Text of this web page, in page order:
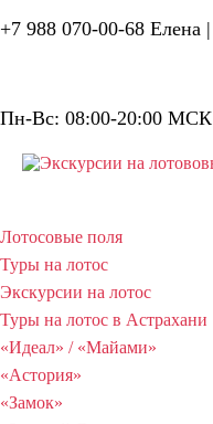
+7 988 070-00-68 Елена |
Пн-Вс: 08:00-20:00 МСК
Лотосовые поля
Туры на лотос
Экскурсии на лотос
Туры на лотос в Астрахани
«Идеал» / «Майами»
«Астория»
«Замок»